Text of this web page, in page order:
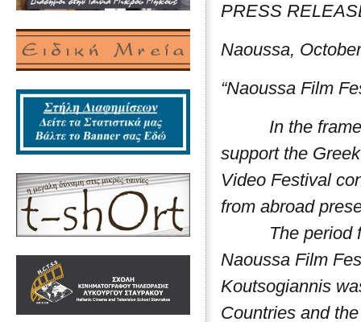
PRESS
Naoussa,
“Naoussa Film
In the
support the
Video Festival
from abroad
The period
Naoussa Film
Koutsogiannis
Countries and